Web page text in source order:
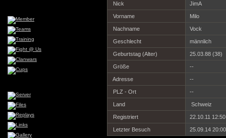
Nick JimA
Vorname Milo
Nachname Vock
Geschlecht männlich
Geburtstag (Alter) 25.03.88 (38)
Größe --
Adresse --
PLZ - Ort --
Land Schweiz
Registriert 22.10.11
Letzter Besuch 25.09.14